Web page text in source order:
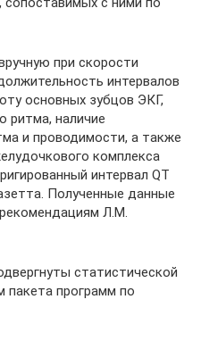
при скорости
интервалов
основных зубцов ЭКГ,
ритма, наличие
и проводимости, а также
комплекса
интервал QT
Полученные данные
Л.М.
статистической
пакета программ по